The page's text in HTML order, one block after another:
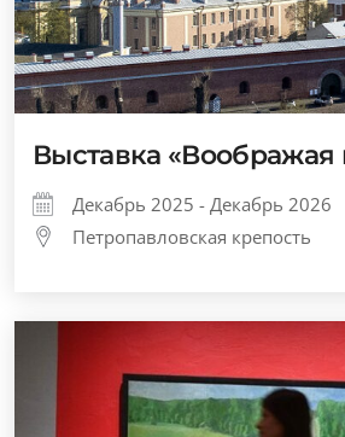
Выставка «Воображая
Декабрь 2025 - Декабрь 2026
Петропавловская крепость